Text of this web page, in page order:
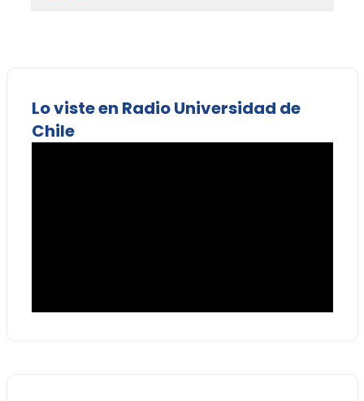
Lo viste en Radio Universidad de
Chile